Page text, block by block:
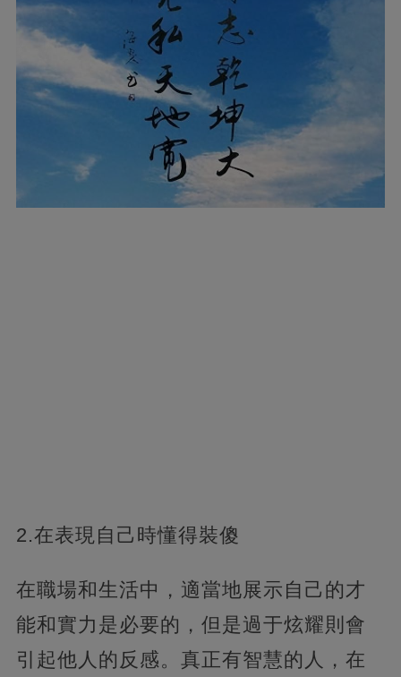
2.在表現自己時懂得裝傻
在職場和生活中，適當地展示自己的才
能和實力是必要的，但是過于炫耀則會
引起他人的反感。真正有智慧的人，在